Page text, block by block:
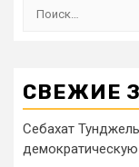
СВЕЖИЕ
Себахат